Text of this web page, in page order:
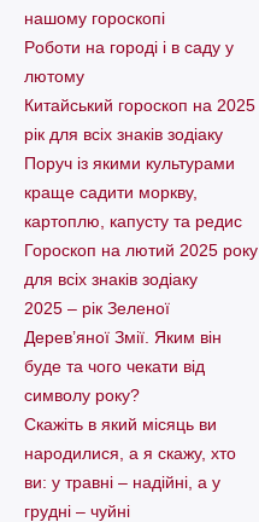
нашому гороскопі
Pоботи на городі і в саду у
лютому
Китайський гороскоп на 2025
рік для всіх знаків зодіаку
Поруч із якими культурами
краще садити моркву,
картоплю, капусту та редис
Гороскоп на лютий 2025 року
для всіх знаків зодіаку
2025 – рік Зеленої
Дерев’яної Змії. Яким він
буде та чого чекати від
символу року?
Скажіть в який місяць ви
народилися, а я скажу, хто
ви: у травні – надійні, а у
грудні – чуйні